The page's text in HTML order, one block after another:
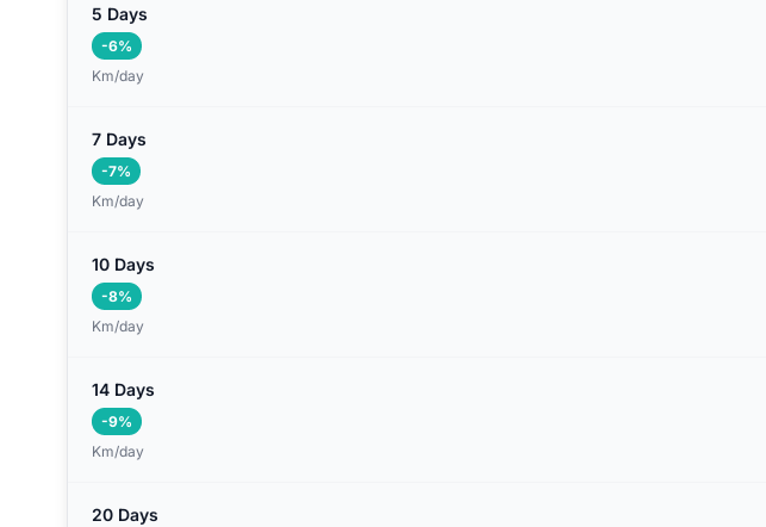
5 Days
-6%
Km/day
7 Days
-7%
Km/day
10 Days
-8%
Km/day
14 Days
-9%
Km/day
20 Days